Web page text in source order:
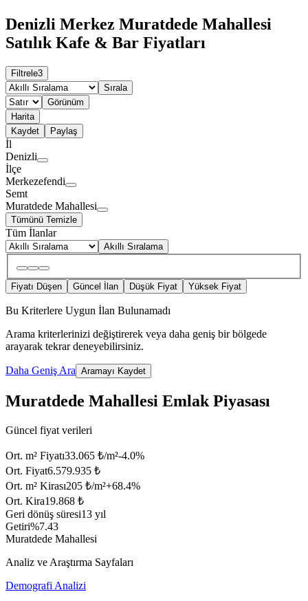
Denizli Merkez Muratdede Mahallesi
Satılık Kafe & Bar Fiyatları
Filtrele3
Sırala
Görünüm
Harita
Kaydet
Paylaş
İl
Denizli
İlçe
Merkezefendi
Semt
Muratdede Mahallesi
Tümünü Temizle
Tüm İlanlar
Akıllı Sıralama
Fiyatı Düşen Güncel İlan Düşük Fiyat Yüksek Fiyat
Bu Kriterlere Uygun İlan Bulunamadı
Arama kriterlerinizi değiştirerek veya daha geniş bir bölgede
arayarak tekrar deneyebilirsiniz.
Daha Geniş Ara Aramayı Kaydet
Muratdede Mahallesi Emlak Piyasası
Güncel fiyat verileri
Ort. m² Fiyatı33.065 ₺/m²-4.0%
Ort. Fiyat6.579.935 ₺
Ort. m² Kirası205 ₺/m²+68.4%
Ort. Kira19.868 ₺
Geri dönüş süresi13 yıl
Getiri%7.43
Muratdede Mahallesi
Analiz ve Araştırma Sayfaları
Demografi Analizi